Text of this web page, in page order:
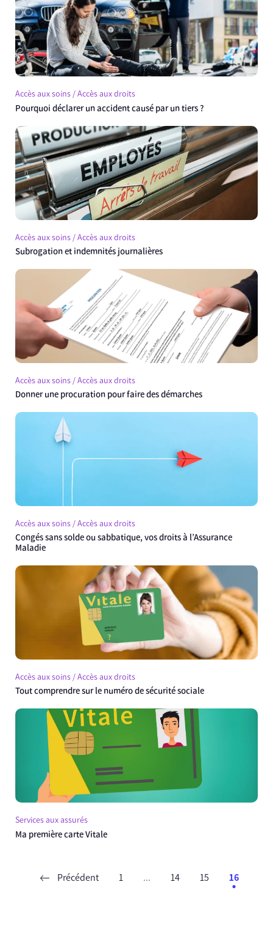
Accès aux soins / Accès aux droits
Pourquoi déclarer un accident causé par un tiers ?
Accès aux soins / Accès aux droits
Subrogation et indemnités journalières
Accès aux soins / Accès aux droits
Donner une procuration pour faire des démarches
Accès aux soins / Accès aux droits
Congés sans solde ou sabbatique, vos droits à l’Assurance
Maladie
Accès aux soins / Accès aux droits
Tout comprendre sur le numéro de sécurité sociale
Services aux assurés
Ma première carte Vitale
Précédent 1 ... 14 15 16